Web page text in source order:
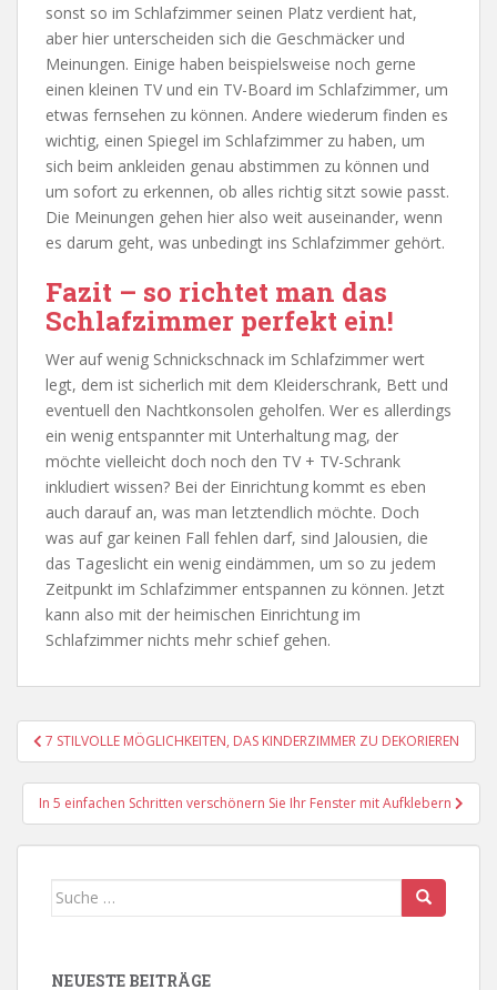
sonst so im Schlafzimmer seinen Platz verdient hat,
aber hier unterscheiden sich die Geschmäcker und
Meinungen. Einige haben beispielsweise noch gerne
einen kleinen TV und ein TV-Board im Schlafzimmer, um
etwas fernsehen zu können. Andere wiederum finden es
wichtig, einen Spiegel im Schlafzimmer zu haben, um
sich beim ankleiden genau abstimmen zu können und
um sofort zu erkennen, ob alles richtig sitzt sowie passt.
Die Meinungen gehen hier also weit auseinander, wenn
es darum geht, was unbedingt ins Schlafzimmer gehört.
Fazit – so richtet man das
Schlafzimmer perfekt ein!
Wer auf wenig Schnickschnack im Schlafzimmer wert
legt, dem ist sicherlich mit dem Kleiderschrank, Bett und
eventuell den Nachtkonsolen geholfen. Wer es allerdings
ein wenig entspannter mit Unterhaltung mag, der
möchte vielleicht doch noch den TV + TV-Schrank
inkludiert wissen? Bei der Einrichtung kommt es eben
auch darauf an, was man letztendlich möchte. Doch
was auf gar keinen Fall fehlen darf, sind Jalousien, die
das Tageslicht ein wenig eindämmen, um so zu jedem
Zeitpunkt im Schlafzimmer entspannen zu können. Jetzt
kann also mit der heimischen Einrichtung im
Schlafzimmer nichts mehr schief gehen.
Beitragsnavigation
7 STILVOLLE MÖGLICHKEITEN, DAS KINDERZIMMER ZU DEKORIEREN
In 5 einfachen Schritten verschönern Sie Ihr Fenster mit Aufklebern
Suche
NEUESTE BEITRÄGE